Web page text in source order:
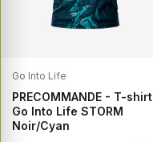
Go Into Life
PRECOMMANDE - T-shirt
Go Into Life STORM
Noir/Cyan